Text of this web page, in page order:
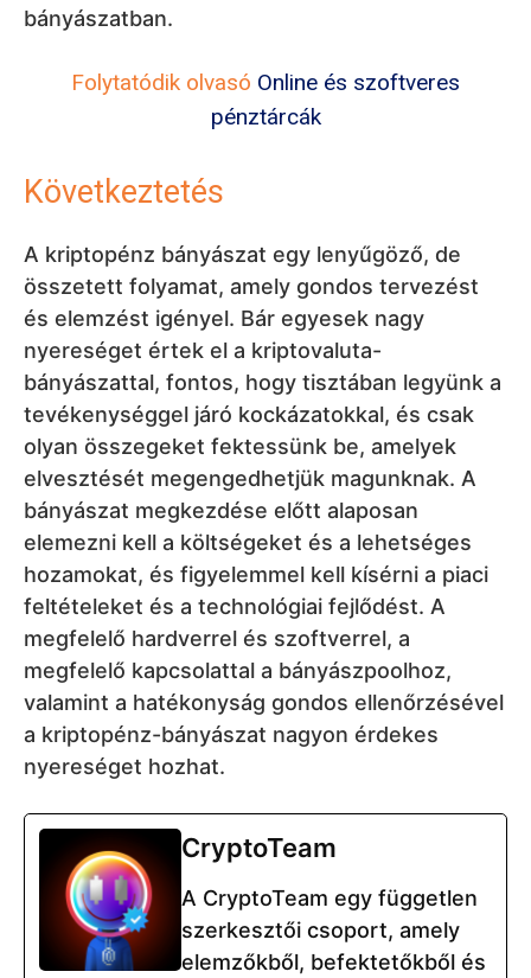
bányászatban.
Folytatódik olvasó Online és szoftveres
pénztárcák
Következtetés
A kriptopénz bányászat egy lenyűgöző, de
összetett folyamat, amely gondos tervezést
és elemzést igényel. Bár egyesek nagy
nyereséget értek el a kriptovaluta-
bányászattal, fontos, hogy tisztában legyünk a
tevékenységgel járó kockázatokkal, és csak
olyan összegeket fektessünk be, amelyek
elvesztését megengedhetjük magunknak. A
bányászat megkezdése előtt alaposan
elemezni kell a költségeket és a lehetséges
hozamokat, és figyelemmel kell kísérni a piaci
feltételeket és a technológiai fejlődést. A
megfelelő hardverrel és szoftverrel, a
megfelelő kapcsolattal a bányászpoolhoz,
valamint a hatékonyság gondos ellenőrzésével
a kriptopénz-bányászat nagyon érdekes
nyereséget hozhat.
CryptoTeam
A CryptoTeam egy független
szerkesztői csoport, amely
elemzőkből, befektetőkből és